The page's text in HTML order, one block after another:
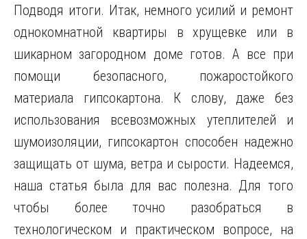
Подводя итоги. Итак, немного усилий и ремонт
однокомнатной квартиры в хрущевке или в
шикарном загородном доме готов. А все при
помощи безопасного, пожаростойкого
материала гипсокартона. К слову, даже без
использования всевозможных утеплителей и
шумоизоляции, гипсокартон способен надежно
защищать от шума, ветра и сырости. Надеемся,
наша статья была для вас полезна. Для того
чтобы более точно разобраться в
технологическом и практическом вопросе, на